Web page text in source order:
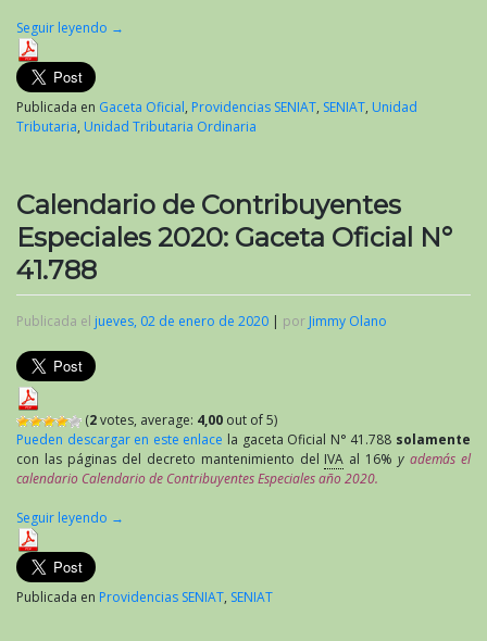
Seguir leyendo →
Publicada en Gaceta Oficial, Providencias SENIAT, SENIAT, Unidad
Tributaria, Unidad Tributaria Ordinaria
Calendario de Contribuyentes
Especiales 2020: Gaceta Oficial N°
41.788
Publicada el jueves, 02 de enero de 2020 | por Jimmy Olano
(2votes, average: 4,00 out of 5)
Pueden descargar en este enlace la gaceta Oficial N° 41.788 solamente
con las páginas del decreto mantenimiento del IVA al 16%yademás el
calendario Calendario de Contribuyentes Especiales año 2020.
Seguir leyendo →
Publicada en Providencias SENIAT, SENIAT